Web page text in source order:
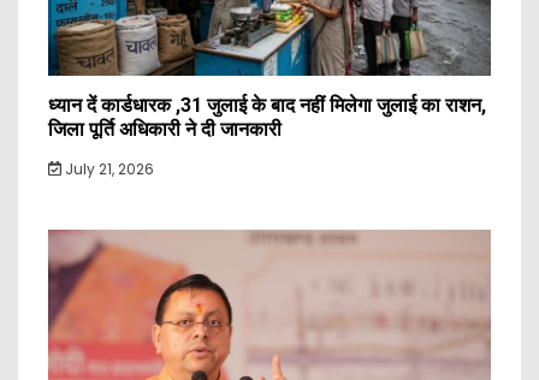
ध्यान दें कार्डधारक ,31 जुलाई के बाद नहीं मिलेगा जुलाई का राशन,
जिला पूर्ति अधिकारी ने दी जानकारी
July 21, 2026